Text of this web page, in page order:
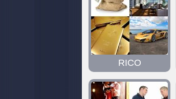
RICO